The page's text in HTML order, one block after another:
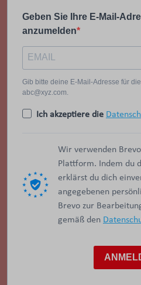
Geben Sie Ihre E-Mail-
anzumelden
Gib bitte deine E-Mail-Adresse für
abc@xyz.com.
Ich akzeptiere die
Wir verwenden
Plattform. Indem du
erklärst du dich
angegebenen
Brevo zur
gemäß den